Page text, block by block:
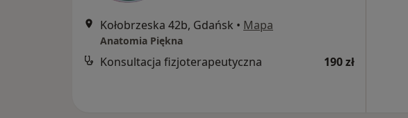
Kołobrzeska 42b, Gdańsk • Mapa
Anatomia Piękna
Konsultacja fizjoterapeutyczna 190 zł